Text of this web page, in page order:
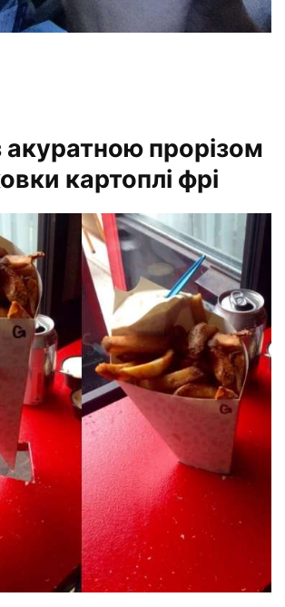
акуратною прорізом
картоплі фрі